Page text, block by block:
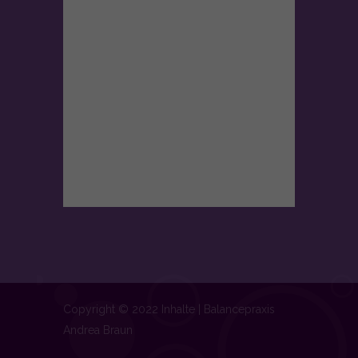
Copyright © 2022 Inhalte | Balancepraxis
Andrea Braun